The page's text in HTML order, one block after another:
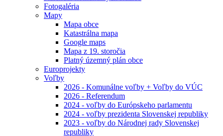
Fotogaléria
Mapy
Mapa obce
Katastrálna mapa
Google maps
Mapa z 19. storočia
Platný územný plán obce
Europrojekty
Voľby
2026 - Komunálne voľby + Voľby do VÚC
2026 - Referendum
2024 - voľby do Európskeho parlamentu
2024 - voľby prezidenta Slovenskej republiky
2023 - voľby do Národnej rady Slovenskej
republiky